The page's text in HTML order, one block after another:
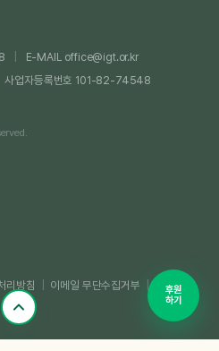
E-MAIL office@igt.or.kr
사업자등록번호 101-82-74548
리방침 이메일 무단수집거부 | 국세청
후원
하기